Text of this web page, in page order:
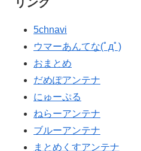
5chnavi
ウマーあんてな(ﾟдﾟ)
おまとめ
だめぽアンテナ
にゅーぷる
ねらーアンテナ
ブルーアンテナ
まとめくすアンテナ